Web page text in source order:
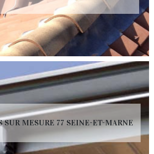
SUR MESURE 77 SEINE-ET-MARNE